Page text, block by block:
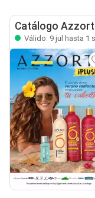
Catálogo
Válido: 9 jul hasta 1